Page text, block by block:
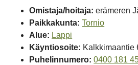
Omistaja/hoitaja: erämeren
Paikka­kunta: Tornio
Alue: Lappi
Käynti­osoite: Kalkkimaantie
Puhelin­numero: 0400 181